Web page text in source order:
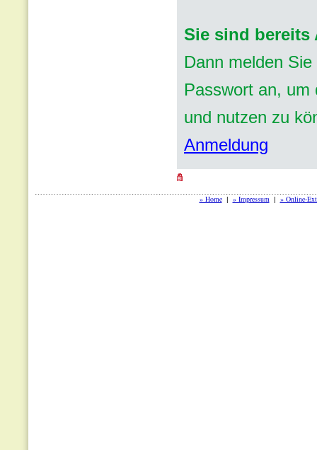
Sie sind bereits
Dann melden
Passwort an, um
und nutzen zu
Anmeldung
» Home | » Impressum | » Online-